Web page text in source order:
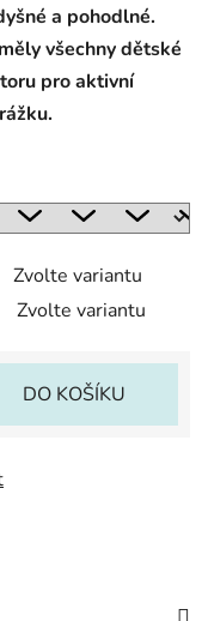
a pohodlné.
všechny dětské
pro aktivní
Zvolte variantu
Zvolte variantu
DO KOŠÍKU